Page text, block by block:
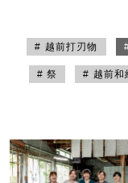
# 越前打刃物
# 祭 # 越前和